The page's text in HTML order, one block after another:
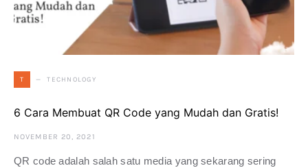
T TECHNOLOGY
6 Cara Membuat QR Code yang Mudah dan Gratis!
NOVEMBER 20, 2021
QR code adalah salah satu media yang sekarang sering